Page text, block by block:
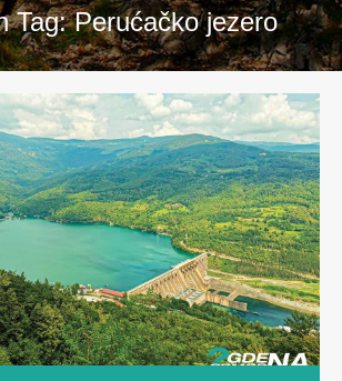
Tag: Perućačko jezero